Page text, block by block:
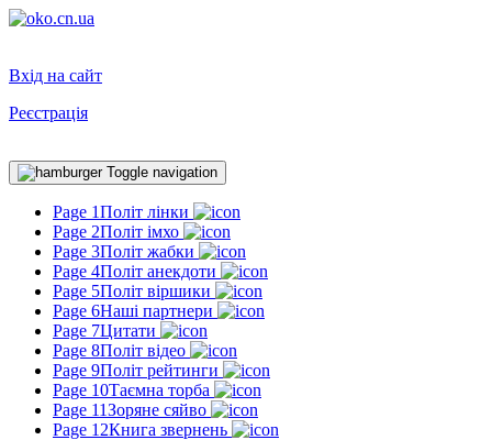
Вхід на сайт
Реєстрація
Toggle navigation
Page 1Політ лінки
Page 2Політ імхо
Page 3Політ жабки
Page 4Політ анекдоти
Page 5Політ віршики
Page 6Наші партнери
Page 7Цитати
Page 8Політ відео
Page 9Політ рейтинги
Page 10Таємна торба
Page 11Зоряне сяйво
Page 12Книга звернень